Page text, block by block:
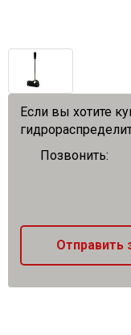
Если вы хотите
Позвонить:
Отправить